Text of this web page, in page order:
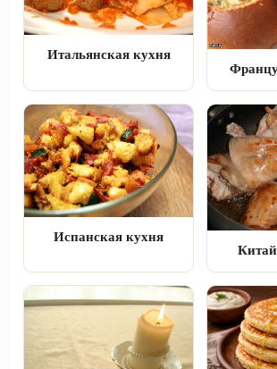
Итальянская кухня
Испанская кухня